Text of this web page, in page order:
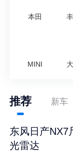
本田
MINI
推荐 新车
东风日产NX7
光雷达